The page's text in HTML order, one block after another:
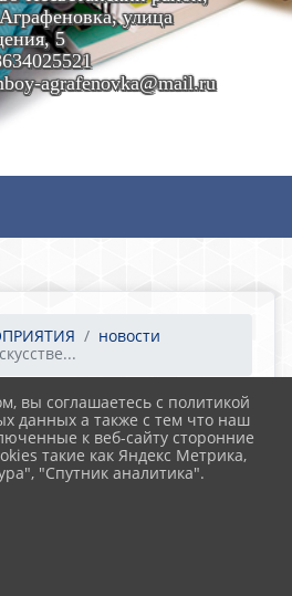
улица
5
agrafenovka@mail.ru
новости
15
интеллект в
вы соглашаетесь с политикой
данных а также с тем что наш
к веб-сайту сторонние
такие как Яндекс Метрика,
"Спутник аналитика".